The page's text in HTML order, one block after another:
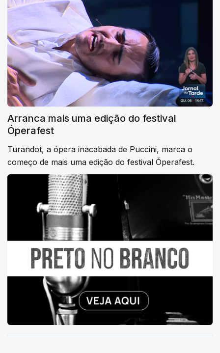
Arranca mais uma edição do festival
Óperafest
Turandot, a ópera inacabada de Puccini, marca o
começo de mais uma edição do festival Óperafest.